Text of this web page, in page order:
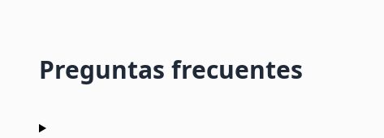
Preguntas frecuentes